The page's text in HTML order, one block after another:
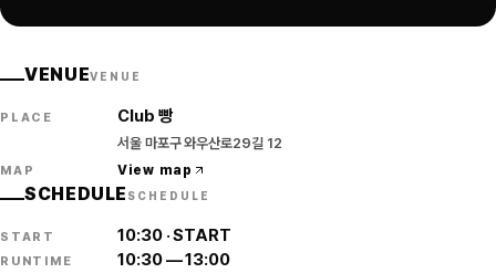
VENUEVENUE
PLACE Club 빵
서울 마포구 와우산로29길 12
MAP View map
SCHEDULE SCHEDULE
START 10:30·START
RUNTIME 10:30—13:00